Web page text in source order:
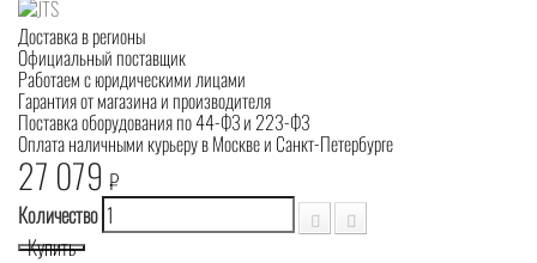
Доставка в регионы
Официальный поставщик
Работаем с юридическими лицами
Гарантия от магазина и производителя
Поставка оборудования по 44-ФЗ и 223-ФЗ
Оплата наличными курьеру в Москве и Санкт-Петербурге
27 079 ₽
Количество
Купить